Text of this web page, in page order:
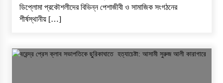
ডিপ্লোমা প্রকৌশলীদের বিভিন্ন পেশাজীবী ও সামাজিক সংগঠনের
শীর্ষস্থানীয় […]